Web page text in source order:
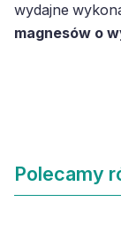
wydajne
magnesów o
Polecamy